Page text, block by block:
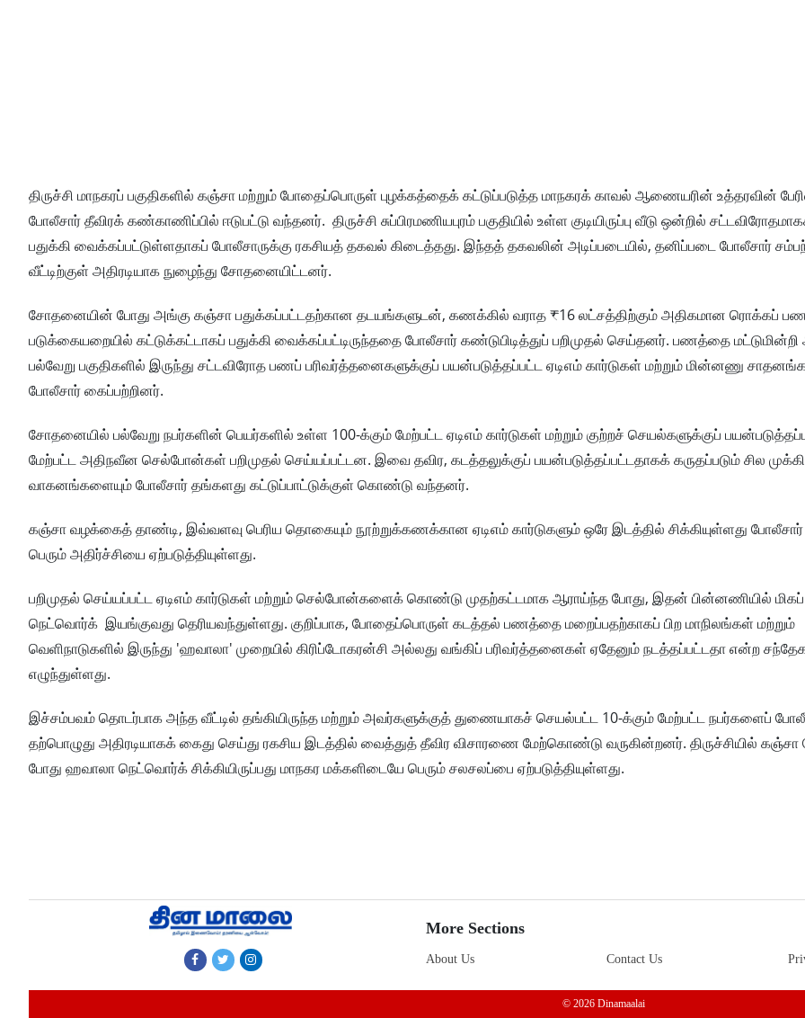
திருச்சி மாநகரப் பகுதிகளில் கஞ்சா மற்றும் போதைப்பொருள் புழக்கத்தைக் கட்டுப்படுத்த மாநகரக் காவல் ஆணையரின் உத்தரவின்
போலீசார் தீவிரக் கண்காணிப்பில் ஈடுபட்டு வந்தனர். திருச்சி சுப்பிரமணியபுரம் பகுதியில் உள்ள குடியிருப்பு வீடு ஒன்றில்
பதுக்கி வைக்கப்பட்டுள்ளதாகப் போலீசாருக்கு ரகசியத் தகவல் கிடைத்தது. இந்தத் தகவலின் அடிப்படையில், தனிப்படை போலீசார்
வீட்டிற்குள் அதிரடியாக நுழைந்து சோதனையிட்டனர்.
சோதனையின் போது அங்கு கஞ்சா பதுக்கப்பட்டதற்கான தடயங்களுடன், கணக்கில் வராத ₹16 லட்சத்திற்கும் அதிகமான ரொக்கப்
படுக்கையறையில் கட்டுக்கட்டாகப் பதுக்கி வைக்கப்பட்டிருந்ததை போலீசார் கண்டுபிடித்துப் பறிமுதல் செய்தனர். பணத்தை
பல்வேறு பகுதிகளில் இருந்து சட்டவிரோத பணப் பரிவர்த்தனைகளுக்குப் பயன்படுத்தப்பட்ட ஏடிஎம் கார்டுகள் மற்றும் மின்னணு
போலீசார் கைப்பற்றினர்.
சோதனையில் பல்வேறு நபர்களின் பெயர்களில் உள்ள 100-க்கும் மேற்பட்ட ஏடிஎம் கார்டுகள் மற்றும் குற்றச் செயல்களுக்குப்
மேற்பட்ட அதிநவீன செல்போன்கள் பறிமுதல் செய்யப்பட்டன. இவை தவிர, கடத்தலுக்குப் பயன்படுத்தப்பட்டதாகக் கருதப்படும் சில
வாகனங்களையும் போலீசார் தங்களது கட்டுப்பாட்டுக்குள் கொண்டு வந்தனர்.
கஞ்சா வழக்கைத் தாண்டி, இவ்வளவு பெரிய தொகையும் நூற்றுக்கணக்கான ஏடிஎம் கார்டுகளும் ஒரே இடத்தில் சிக்கியுள்ளது போலீசார்
பெரும் அதிர்ச்சியை ஏற்படுத்தியுள்ளது.
பறிமுதல் செய்யப்பட்ட ஏடிஎம் கார்டுகள் மற்றும் செல்போன்களைக் கொண்டு முதற்கட்டமாக ஆராய்ந்த போது, இதன் பின்னணியில் மிகப்
நெட்வொர்க் இயங்குவது தெரியவந்துள்ளது. குறிப்பாக, போதைப்பொருள் கடத்தல் பணத்தை மறைப்பதற்காகப் பிற மாநிலங்கள் மற்றும்
வெளிநாடுகளில் இருந்து 'ஹவாலா' முறையில் கிரிப்டோகரன்சி அல்லது வங்கிப் பரிவர்த்தனைகள் ஏதேனும் நடத்தப்பட்டதா என்ற
எழுந்துள்ளது.
இச்சம்பவம் தொடர்பாக அந்த வீட்டில் தங்கியிருந்த மற்றும் அவர்களுக்குத் துணையாகச் செயல்பட்ட 10-க்கும் மேற்பட்ட நபர்களைப்
தற்பொழுது அதிரடியாகக் கைது செய்து ரகசிய இடத்தில் வைத்துத் தீவிர விசாரணை மேற்கொண்டு வருகின்றனர். திருச்சியில்
போது ஹவாலா நெட்வொர்க் சிக்கியிருப்பது மாநகர மக்களிடையே பெரும் சலசலப்பை ஏற்படுத்தியுள்ளது.
More Sections
About Us Contact Us
© 2026 Dinamaalai